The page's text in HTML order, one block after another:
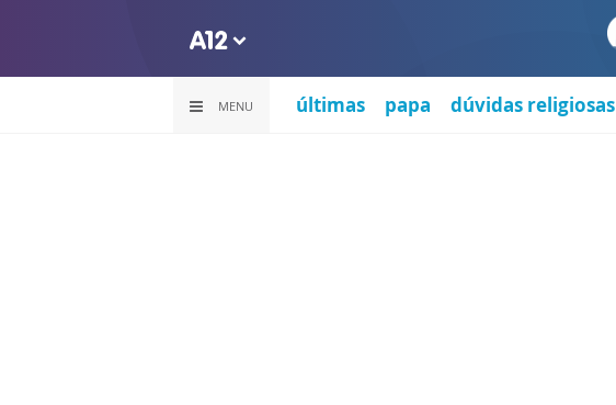
MENU últimas papa dúvidas religiosas